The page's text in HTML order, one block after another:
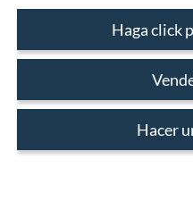
Haga click
Hacer